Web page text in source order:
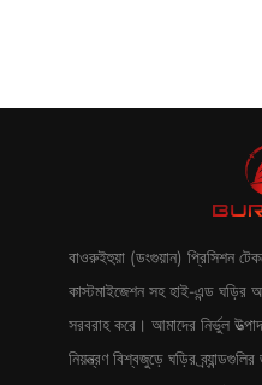
বাওরুইহুয়া (ডংগুয়ান) প্রিসিশন
কাস্টমাইজেশন সহ হাই-এন্ড ঘড়ির
সরবরাহ করে। আমাদের নির্ভুল
নিয়ন্ত্রণ বিশ্বজুড়ে ঘড়ির